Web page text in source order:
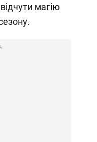
магію